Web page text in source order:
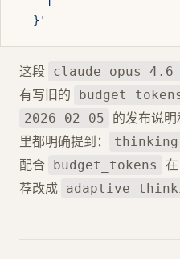
  }'
这段 claude opus 4.6
有写旧的
2026-02-05 的发布说明
里都明确提到：
配合 budget_tokens
荐改成 adaptive